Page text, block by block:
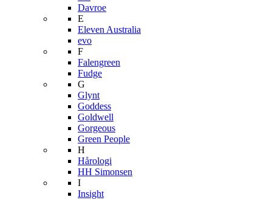
Davroe
E
Eleven Australia
evo
F
Falengreen
Fudge
G
Glynt
Goddess
Goldwell
Gorgeous
Green People
H
Hårologi
HH Simonsen
I
Insight